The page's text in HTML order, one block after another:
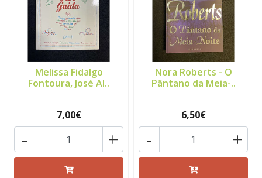
Melissa Fidalgo
Fontoura, José Al..
7,00€
+
-
Nora Roberts - O
Pântano da Meia-..
6,50€
+
-